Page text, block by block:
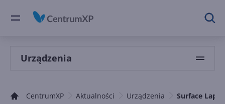
Urządzenia
CentrumXP Aktualności Urządzenia Surface